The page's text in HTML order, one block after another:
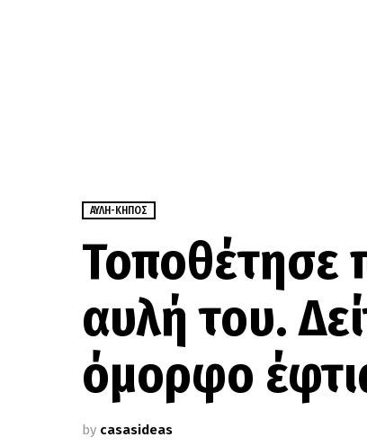
ΑΥΛΉ-ΚΉΠΟΣ
Τοποθέτησε
αυλή του.
όμορφο
by casasideas